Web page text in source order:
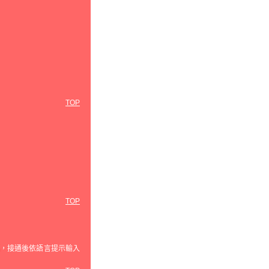
TOP
TOP
接通後依語言提示輸入